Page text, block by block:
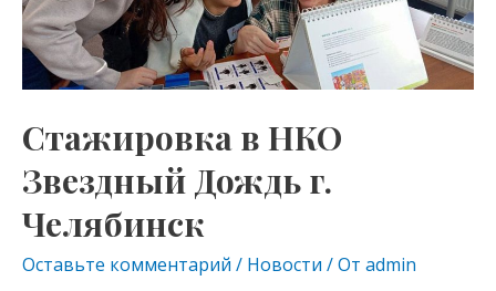
Стажировка в НКО
Звездный Дождь г.
Челябинск
Оставьте комментарий / Новости / От admin
г.
Челябинск